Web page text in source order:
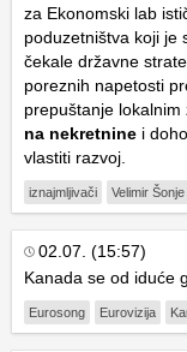
za Ekonomski lab
poduzetništva koji je
čekale državne
poreznih napetosti
prepuštanje
na nekretnine i
vlastiti razvoj.
iznajmljivači Velimir Šonje
02.07. (15:57)
Kanada se od iduće
Eurosong Eurovizija